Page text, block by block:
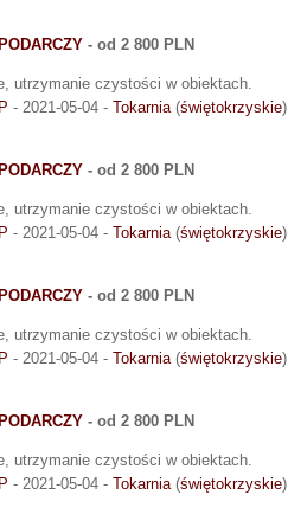
- od 2 800 PLN
utrzymanie czystości w obiektach.
- 2021-05-04 - Tokarnia(świętokrzyskie)
- od 2 800 PLN
utrzymanie czystości w obiektach.
- 2021-05-04 - Tokarnia(świętokrzyskie)
- od 2 800 PLN
utrzymanie czystości w obiektach.
- 2021-05-04 - Tokarnia(świętokrzyskie)
- od 2 800 PLN
utrzymanie czystości w obiektach.
- 2021-05-04 - Tokarnia(świętokrzyskie)